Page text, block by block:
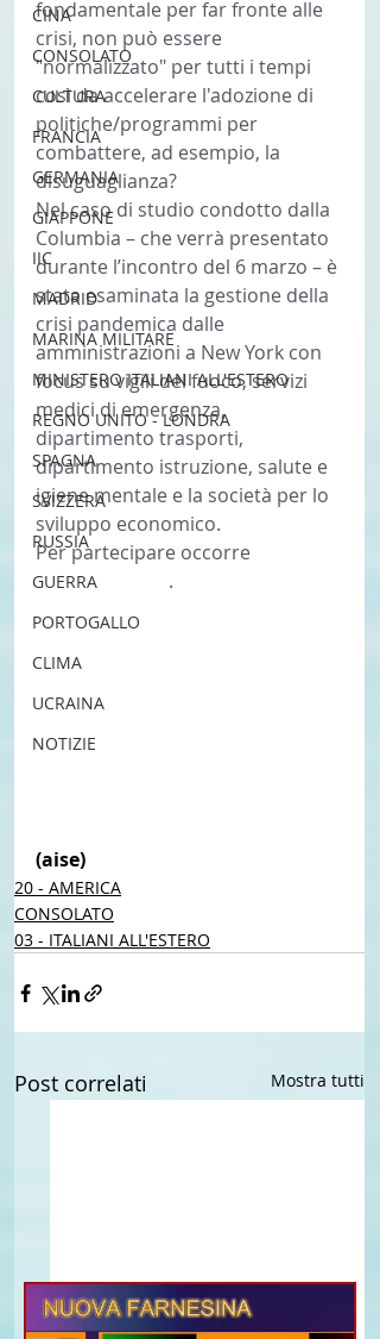
CINA
CONSOLATO
CULTURA
FRANCIA
GERMANIA
GIAPPONE
IIC
MADRID
MARINA MILITARE
MINISTERO ITALIANI ALL'ESTERO
REGNO UNITO - LONDRA
SPAGNA
SVIZZERA
RUSSIA
GUERRA
PORTOGALLO
CLIMA
UCRAINA
NOTIZIE
fondamentale per far fronte alle
crisi, non può essere
"normalizzato" per tutti i tempi
così da accelerare l'adozione di
politiche/programmi per
combattere, ad esempio, la
disuguaglianza?
Nel caso di studio condotto dalla
Columbia – che verrà presentato
durante l’incontro del 6 marzo – è
stata esaminata la gestione della
crisi pandemica dalle
amministrazioni a New York con
focus su vigili del fuoco, servizi
medici di emergenza,
dipartimento trasporti,
dipartimento istruzione, salute e
igiene mentale e la società per lo
sviluppo economico.
Per partecipare occorre
registrarsi qui .
(aise)
20 - AMERICA
CONSOLATO
03 - ITALIANI ALL'ESTERO
Post correlati Mostra tutti